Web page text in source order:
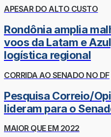
APESAR DO ALTO CUSTO
Rondônia amplia
voos da Latam e
logística regional
CORRIDA AO SENADO NO DF
Pesquisa Correio/
lideram para o
MAIOR QUE EM 2022